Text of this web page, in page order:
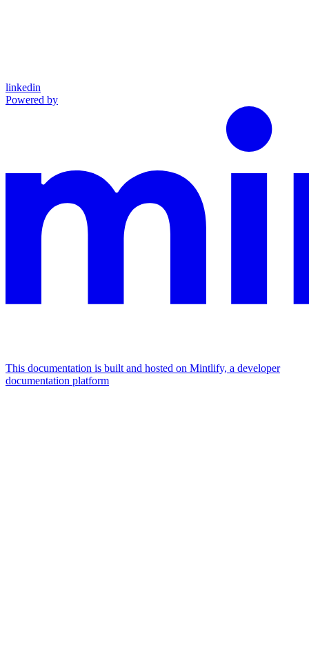
linkedin
Powered by
This documentation is built and hosted on Mintlify, a developer
documentation platform